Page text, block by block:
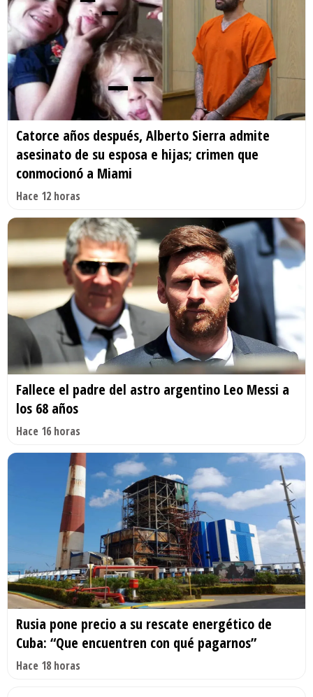
Catorce años después, Alberto Sierra admite
asesinato de su esposa e hijas; crimen que
conmocionó a Miami
Hace 12 horas
Fallece el padre del astro argentino Leo Messi a
los 68 años
Hace 16 horas
Rusia pone precio a su rescate energético de
Cuba: “Que encuentren con qué pagarnos”
Hace 18 horas